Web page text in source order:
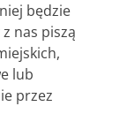
będzie
nas piszą
lub
przez